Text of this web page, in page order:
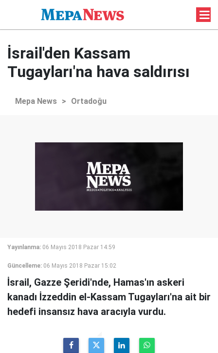
İsrail'den Kassam
Tugayları'na hava saldırısı
Mepa News > Ortadoğu
Yayınlanma: 06 Mayıs 2018 Pazar 14:59
Güncelleme: 06 Mayıs 2018 Pazar 15:02
İsrail, Gazze Şeridi'nde, Hamas'ın askeri
kanadı İzzeddin el-Kassam Tugayları'na ait bir
hedefi insansız hava aracıyla vurdu.